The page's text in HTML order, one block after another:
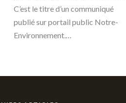
C’est le titre d’un communiqué
publié sur portail public Notre-
Environnement.…